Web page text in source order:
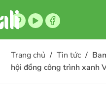
Trang chủ / Tin tức /
hội đồng công trình xanh